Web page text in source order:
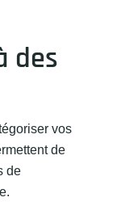
des
vos
de
de